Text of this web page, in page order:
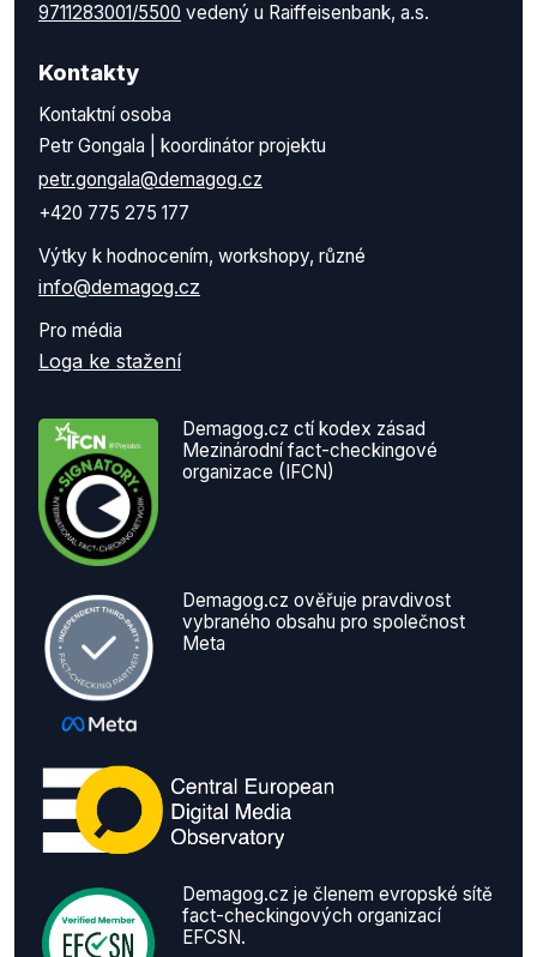
9711283001/5500 vedený u Raiffeisenbank, a.s.
Kontakty
Kontaktní osoba
Petr Gongala | koordinátor projektu
petr.gongala@demagog.cz
+420 775 275 177
Výtky k hodnocením, workshopy, různé
info@demagog.cz
Pro média
Loga ke stažení
Demagog.cz ctí kodex zásad
Mezinárodní fact-checkingové
organizace (IFCN)
Demagog.cz ověřuje pravdivost
vybraného obsahu pro společnost
Meta
Demagog.cz je členem evropské sítě
fact-checkingových organizací
EFCSN.